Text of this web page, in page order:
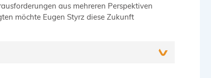
aus mehreren Perspektiven
möchte Eugen Styrz diese Zukunft